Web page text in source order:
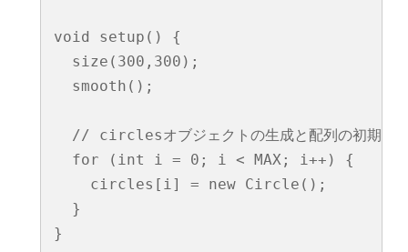
void setup() {
  size(300,300);
  smooth();
  // circlesオブジェクトの生成と配列の初期化
  for (int i = 0; i < MAX; i++) {
    circles[i] = new Circle();
  }
}